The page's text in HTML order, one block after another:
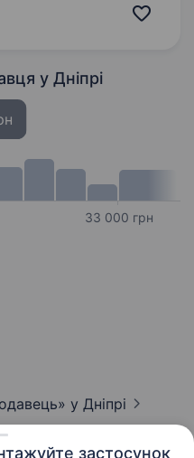
застосунок
на правому березі,
у Дніпрі
33 000 грн
у Дніпрі